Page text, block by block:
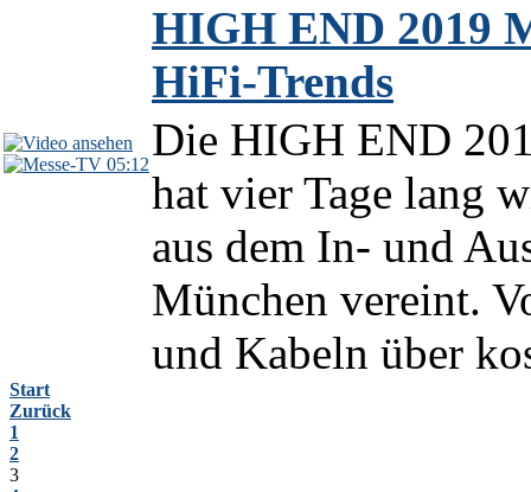
05:12
HIGH END 2019
HiFi-Trends
Die HIGH END
hat vier Tage lang
aus dem In- und
München vereint.
und Kabeln über
Start
Zurück
1
2
3